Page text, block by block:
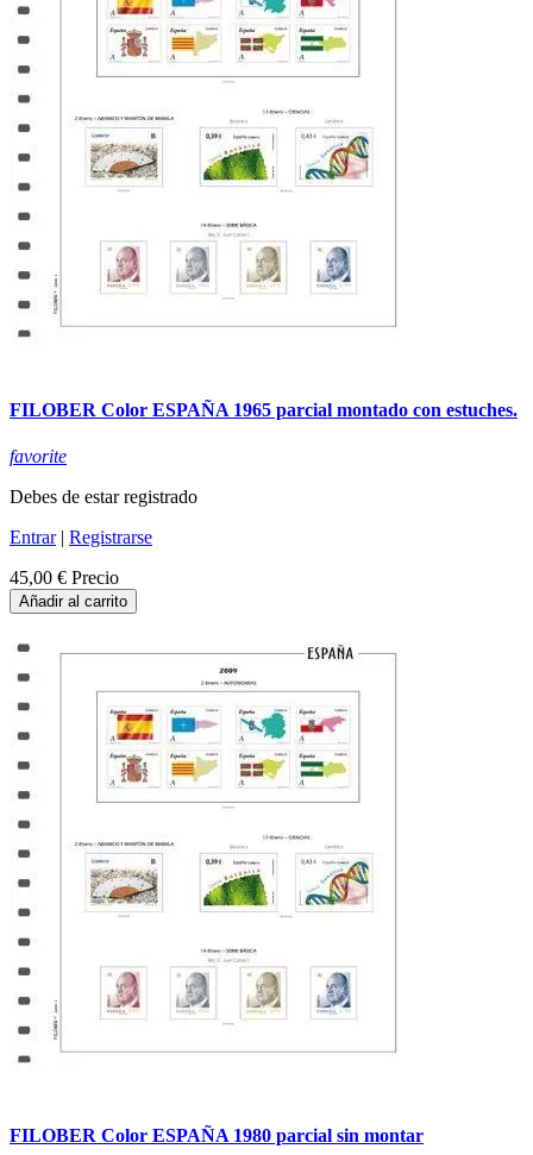
FILOBER Color ESPAÑA 1965 parcial montado con estuches.
favorite
Debes de estar registrado
Entrar| Registrarse
45,00 € Precio
Añadir al carrito
FILOBER Color ESPAÑA 1980 parcial sin montar